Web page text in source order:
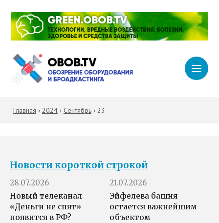
Главная › 2024› Сентябрь› 23
Новости короткой строкой
28.07.2026
Новый телеканал
«Деньги не спят»
появится в РФ?
21.07.2026
Эйфелева башня
остается важнейшим
объектом